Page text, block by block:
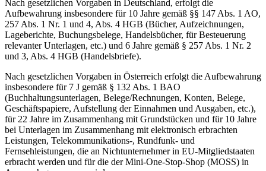
Nach gesetzlichen Vorgaben in Deutschland, erfolgt die
Aufbewahrung insbesondere für 10 Jahre gemäß §§ 147 Abs. 1 AO,
257 Abs. 1 Nr. 1 und 4, Abs. 4 HGB (Bücher, Aufzeichnungen,
Lageberichte, Buchungsbelege, Handelsbücher, für Besteuerung
relevanter Unterlagen, etc.) und 6 Jahre gemäß § 257 Abs. 1 Nr. 2
und 3, Abs. 4 HGB (Handelsbriefe).
Nach gesetzlichen Vorgaben in Österreich erfolgt die Aufbewahrung
insbesondere für 7 J gemäß § 132 Abs. 1 BAO
(Buchhaltungsunterlagen, Belege/Rechnungen, Konten, Belege,
Geschäftspapiere, Aufstellung der Einnahmen und Ausgaben, etc.),
für 22 Jahre im Zusammenhang mit Grundstücken und für 10 Jahre
bei Unterlagen im Zusammenhang mit elektronisch erbrachten
Leistungen, Telekommunikations-, Rundfunk- und
Fernsehleistungen, die an Nichtunternehmer in EU-Mitgliedstaaten
erbracht werden und für die der Mini-One-Stop-Shop (MOSS) in